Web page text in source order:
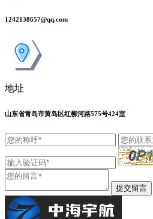
1242138657@qq.com
地址
山东省青岛市黄岛区红柳河路575号424室